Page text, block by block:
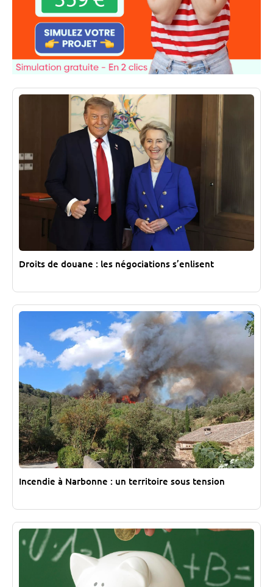
Droits de douane : les négociations s’enlisent
Incendie à Narbonne : un territoire sous tension